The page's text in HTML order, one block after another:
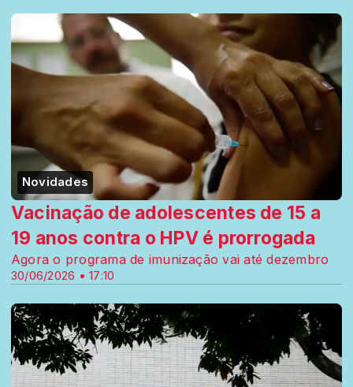
Novidades
30/06/2026 • 17:10
Vacinação de adolescentes de 15 a
19 anos contra o HPV é prorrogada
Agora o programa de imunização vai até dezembro